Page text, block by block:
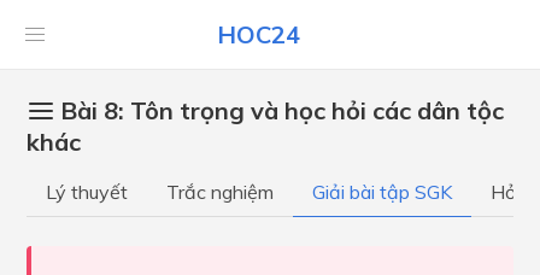
HOC24
Bài 8: Tôn trọng và học hỏi các dân tộc
khác
Lý thuyết Trắc nghiệm Giải bài tập SGK Hỏi